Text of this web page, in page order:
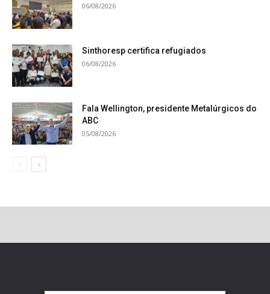
06/08/2026
Sinthoresp certifica refugiados
06/08/2026
Fala Wellington, presidente Metalúrgicos do
ABC
05/08/2026